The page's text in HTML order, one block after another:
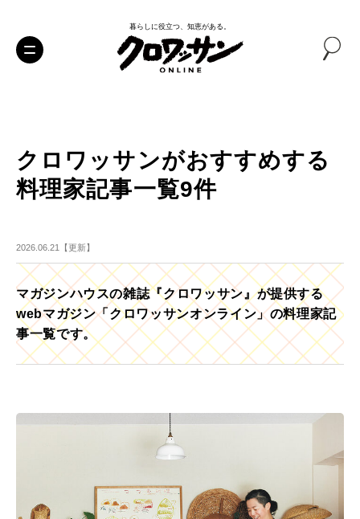
暮らしに役立つ、知恵がある。
クロワッサンがおすすめする
料理家記事一覧9件
2026.06.21【更新】
マガジンハウスの雑誌『クロワッサン』が提供する
webマガジン「クロワッサンオンライン」の料理家記
事一覧です。